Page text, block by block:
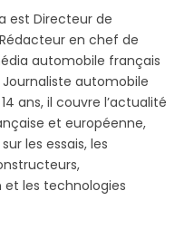
est Directeur de
en chef de
automobile français
Journaliste automobile
ans, il couvre l’actualité
et européenne,
les essais, les
et les technologies